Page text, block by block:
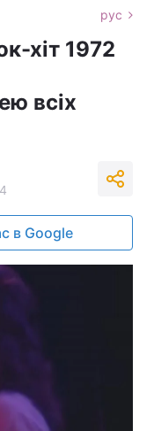
рус
хіт 1972
всіх
в Google